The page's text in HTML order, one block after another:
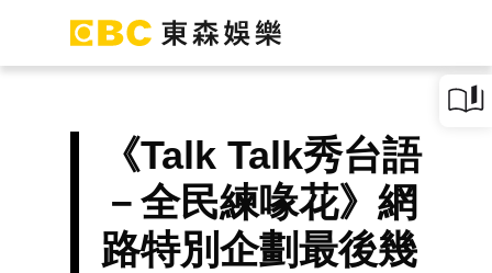
《Talk Talk秀台語
－全民練喙花》網
路特別企劃最後幾